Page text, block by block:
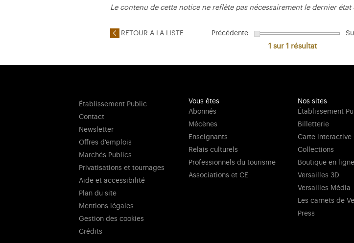
Le contenu de cette notice ne reflète pas nécessairement le dernier état
RETOUR A LA LISTE Précédente
1 sur 1 résultat
Établissement Public
Contact
Newsletter
Offres d'emplois
Marchés Publics
Privatisations et tournages
Aide et accessibilité
Plan du site
Mentions légales
Gestion des cookies
Crédits
Vous êtes
Abonnés
Mécènes
Enseignants
Relais culturels
Professionnels du tourisme
Associations et CE
Nos sites
Établissement
Billetterie
Carte interactive
Collections
Boutique en ligne
Versailles 3D
Versailles Média
Les carnets de
Press